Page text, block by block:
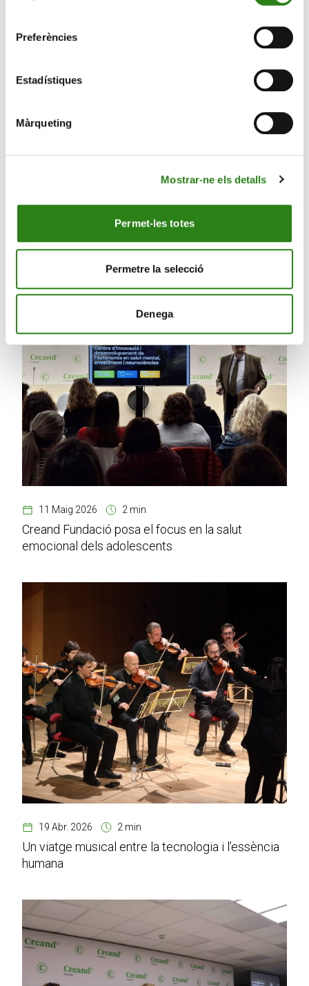
Preferències
Estadístiques
Màrqueting
Mostrar-ne els detalls
Permet-les totes
Permetre la selecció
Denega
impulsen el primer postgrau en ciberseguretat
11 Maig 2026 2 min
Creand Fundació posa el focus en la salut
emocional dels adolescents
19 Abr. 2026 2 min
Un viatge musical entre la tecnologia i l’essència
humana